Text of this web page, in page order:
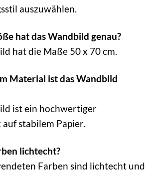
auszuwählen.
hat das Wandbild genau?
hat die Maße 50 x 70 cm.
Material ist das Wandbild
ist ein hochwertiger
stabilem Papier.
lichtecht?
Farben sind lichtecht und